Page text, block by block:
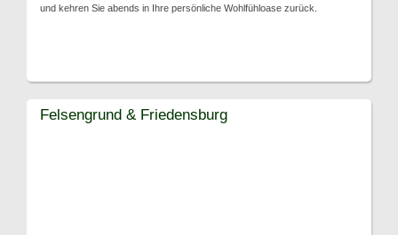
und kehren Sie abends in Ihre persönliche Wohlfühloase zurück.
Felsengrund & Friedensburg